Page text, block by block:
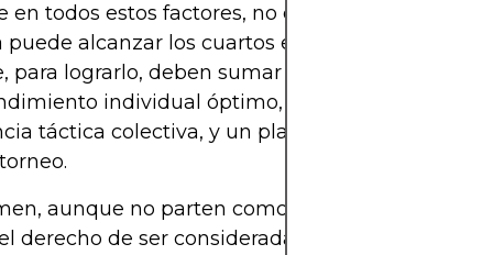
en todos estos factores, no es descabellado
puede alcanzar los cuartos en un torneo ideal.
para lograrlo, deben sumar todos los elementos
individual óptimo, bajo nivel de
táctica colectiva, y un planteamiento serio en
aunque no parten como favoritos, Australia
derecho de ser considerada una selección